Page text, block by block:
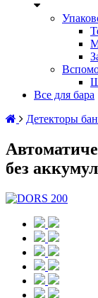
Все для бара
Детекторы
без